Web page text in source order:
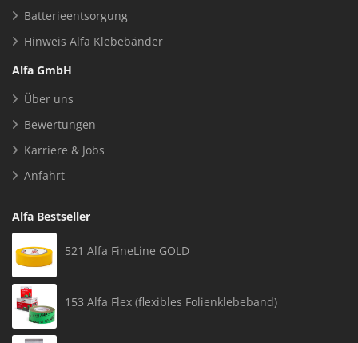
Batterieentsorgung
Hinweis Alfa Klebebänder
Alfa GmbH
Über uns
Bewertungen
Karriere & Jobs
Anfahrt
Alfa Bestseller
521 Alfa FineLine GOLD
153 Alfa Flex (flexibles Folienklebeband)